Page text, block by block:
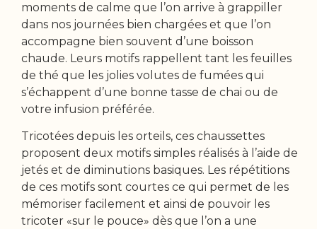
moments de calme que l’on arrive à grappiller
dans nos journées bien chargées et que l’on
accompagne bien souvent d’une boisson
chaude. Leurs motifs rappellent tant les feuilles
de thé que les jolies volutes de fumées qui
s’échappent d’une bonne tasse de chai ou de
votre infusion préférée.
Tricotées depuis les orteils, ces chaussettes
proposent deux motifs simples réalisés à l’aide de
jetés et de diminutions basiques. Les répétitions
de ces motifs sont courtes ce qui permet de les
mémoriser facilement et ainsi de pouvoir les
tricoter «sur le pouce» dès que l’on a une